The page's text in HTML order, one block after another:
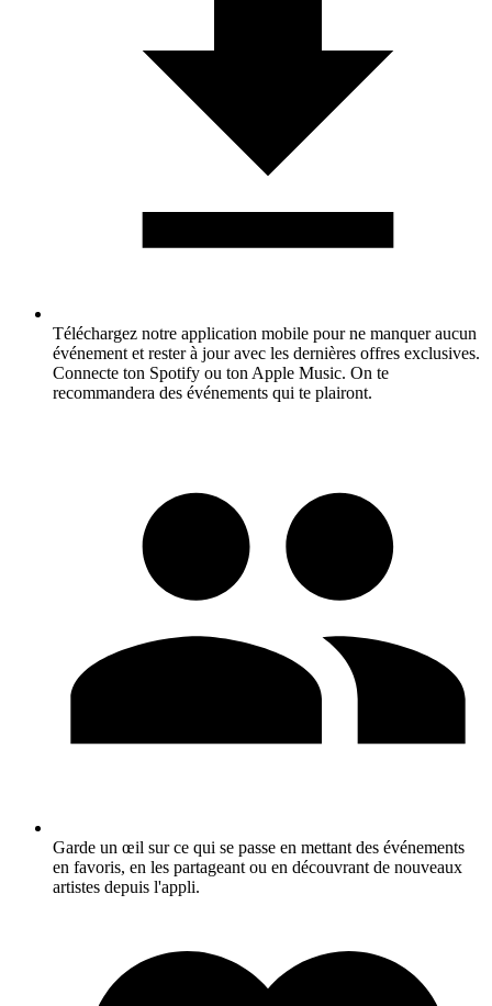
Téléchargez notre application mobile pour ne manquer aucun
événement et rester à jour avec les dernières offres exclusives.
Connecte ton Spotify ou ton Apple Music. On te
recommandera des événements qui te plairont.
Garde un œil sur ce qui se passe en mettant des événements
en favoris, en les partageant ou en découvrant de nouveaux
artistes depuis l'appli.